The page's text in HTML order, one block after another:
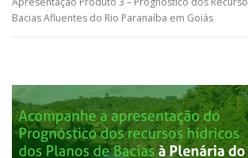
Bacias Afluentes do Rio Paranaíba em Goiás